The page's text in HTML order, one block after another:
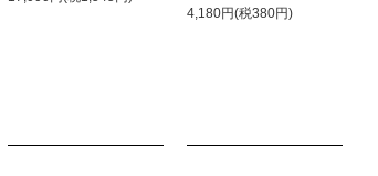
4,180円(税380円)